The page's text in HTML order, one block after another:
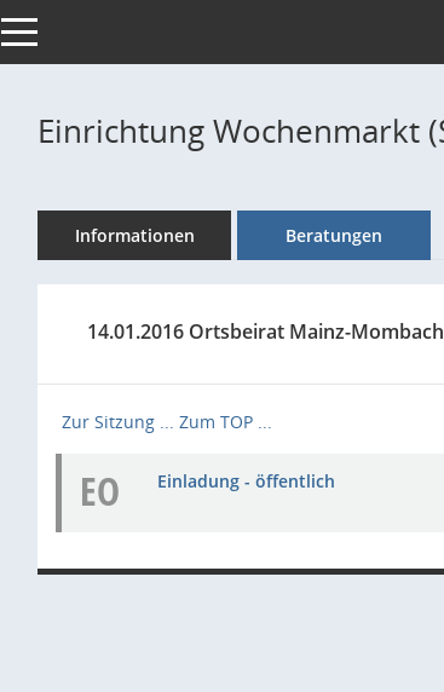
Toggle navigation
Einrichtung Wochenmarkt
Informationen Beratungen
14.01.2016 Ortsbeirat Mainz-
Zur Sitzung ... Zum TOP ...
EO Einladung - öffentlich